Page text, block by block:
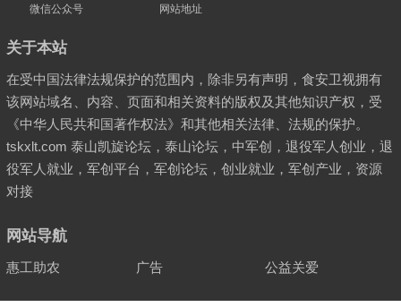
微信公众号 网站地址
关于本站
在受中国法律法规保护的范围内，除非另有声明，食安卫视拥有
该网站域名、内容、页面和相关资料的版权及其他知识产权，受
《中华人民共和国著作权法》和其他相关法律、法规的保护。
tskxlt.com 泰山凯旋论坛，泰山论坛，中军创，退役军人创业，退
役军人就业，军创平台，军创论坛，创业就业，军创产业，资源
对接
网站导航
惠工助农 广告 公益关爱